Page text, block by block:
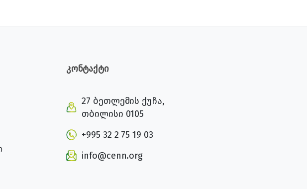
კონტაქტი
27 ბეთლემის ქუჩა,
თბილისი 0105
+995 32 2 75 19 03
info@cenn.org